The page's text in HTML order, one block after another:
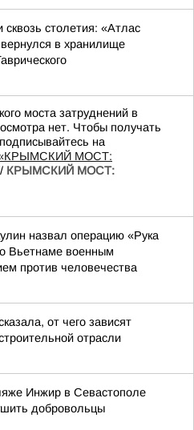
сквозь столетия: «Атлас
в хранилище
моста затруднений в
нет. Чтобы получать
на
«КРЫМСКИЙ МОСТ:
КРЫМСКИЙ МОСТ:
назвал операцию «Рука
Вьетнаме военным
против человечества
от чего зависят
отрасли
Инжир в Севастополе
добровольцы